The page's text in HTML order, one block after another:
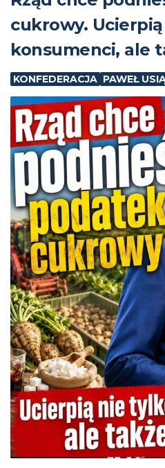
cukrowy.
konsumenci, ale
KONFEDERACJA PAWEŁ